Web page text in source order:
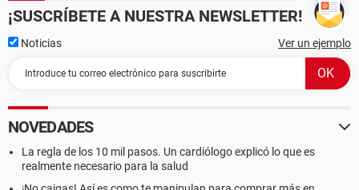
¡SUSCRÍBETE A NUESTRA NEWSLETTER!
Noticias Ver un ejemplo
NOVEDADES
La regla de los 10 mil pasos. Un cardiólogo explicó lo que es
realmente necesario para la salud